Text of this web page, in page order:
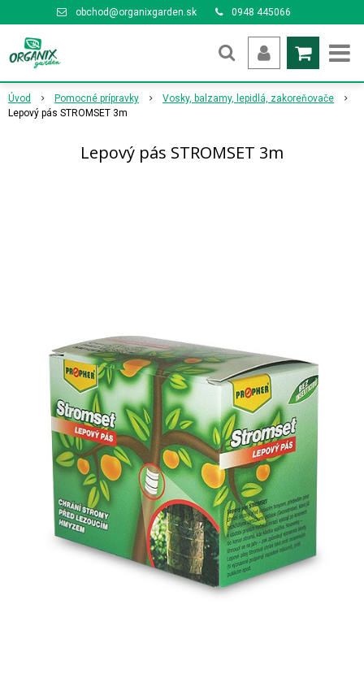
obchod@organixgarden.sk 0948 445066
Úvod Pomocné prípravky
Vosky, balzamy, lepidlá, zakoreňovače
Lepový pás STROMSET 3m
Lepový pás STROMSET 3m